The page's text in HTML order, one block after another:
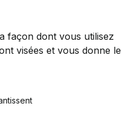
façon dont vous utilisez
visées et vous donne le